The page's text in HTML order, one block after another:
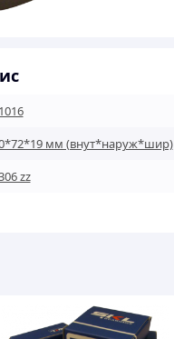
мм (внут*наруж*шир)
zz